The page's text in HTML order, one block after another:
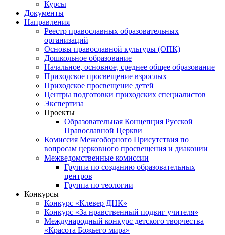
Курсы
Документы
Направления
Реестр православных образовательных
организаций
Основы православной культуры (ОПК)
Дошкольное образование
Начальное, основное, среднее общее образование
Приходское просвещение взрослых
Приходское просвещение детей
Центры подготовки приходских специалистов
Экспертиза
Проекты
Образовательная Концепция Русской
Православной Церкви
Комиссия Межсоборного Присутствия по
вопросам церковного просвещения и диаконии
Межведомственные комиссии
Группа по созданию образовательных
центров
Группа по теологии
Конкурсы
Конкурс «Клевер ДНК»
Конкурс «За нравственный подвиг учителя»
Международный конкурс детского творчества
«Красота Божьего мира»